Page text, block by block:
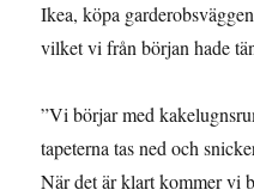
Ikea, köpa
vilket vi från början hade
”Vi börjar med
tapeterna tas ned och
När det är klart kommer vi